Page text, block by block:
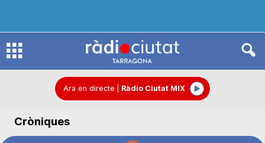
R
d
Ara en directe Ràdio Ciutat MIX
Cròniques